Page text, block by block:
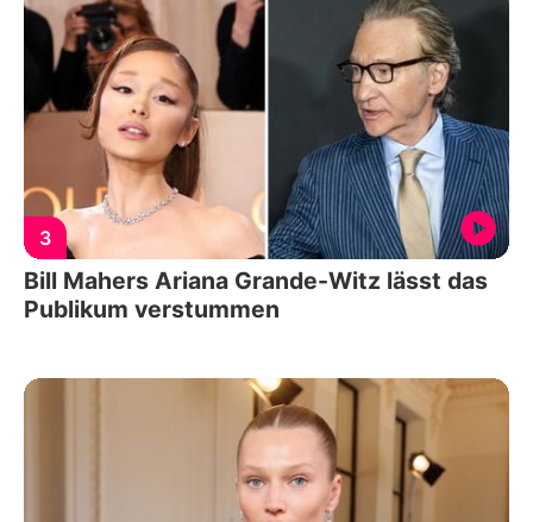
3
Bill Mahers Ariana Grande-Witz lässt das
Publikum verstummen